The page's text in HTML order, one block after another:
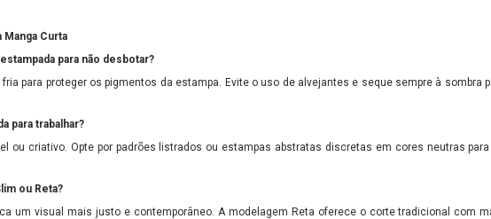
Curta
para não desbotar?
para proteger os pigmentos da estampa. Evite o uso de alvejantes e seque sempre à sombra
para trabalhar?
ou criativo. Opte por padrões listrados ou estampas abstratas discretas em cores neutras
ou Reta?
um visual mais justo e contemporâneo. A modelagem Reta oferece o corte tradicional com